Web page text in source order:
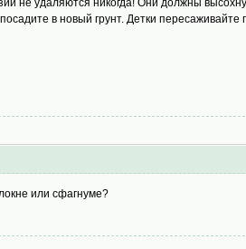
не удаляются никогда! Они должны
в новый грунт. Детки
или сфагнуме?